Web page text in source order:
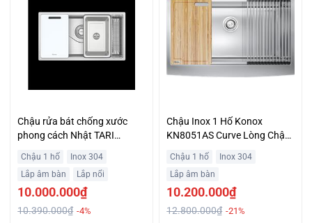
Chậu rửa bát chống xước
phong cách Nhật TARI
Chậu 1 hố
Inox 304
Lắp âm bàn
Lắp nổi
10.000.000₫
10.390.000₫ -4%
Chậu Inox 1 Hố Konox
KN8051AS Curve Lòng Chậu
Rộng Rãi Giá Ưu Đãi
Chậu 1 hố
Inox 304
Lắp âm bàn
10.200.000₫
12.800.000₫ -21%